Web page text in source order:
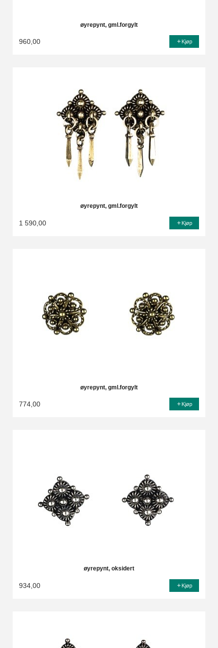
øyrepynt, gml.forgylt
960,00 Kjøp
øyrepynt, gml.forgylt
1 590,00 Kjøp
øyrepynt, gml.forgylt
774,00 Kjøp
øyrepynt, oksidert
934,00 Kjøp